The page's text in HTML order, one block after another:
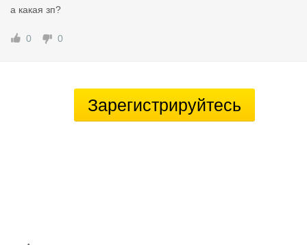
а какая зп?
0 0
Зарегистрируйтесь